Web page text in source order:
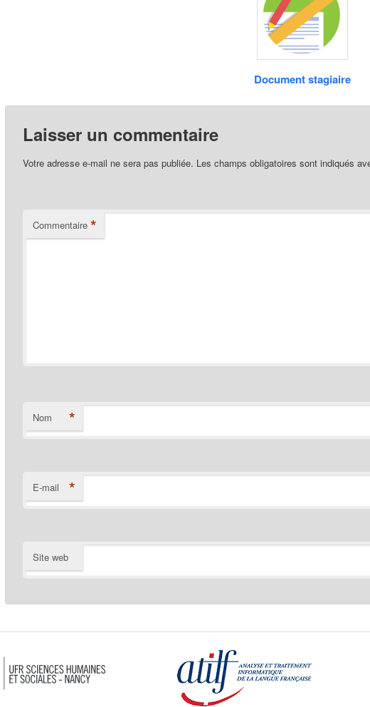
Document stagiaire
Laisser un commentaire
Votre adresse e-mail ne sera pas publiée. Les champs obligatoires sont indiqués
Commentaire *
Nom *
E-mail *
Site web